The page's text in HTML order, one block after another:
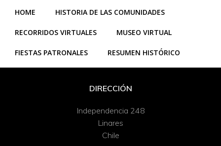
HOME HISTORIA DE LAS COMUNIDADES
RECORRIDOS VIRTUALES MUSEO VIRTUAL
FIESTAS PATRONALES RESUMEN HISTÓRICO
DIRECCIÓN
Independencia 248
Linares
Chile